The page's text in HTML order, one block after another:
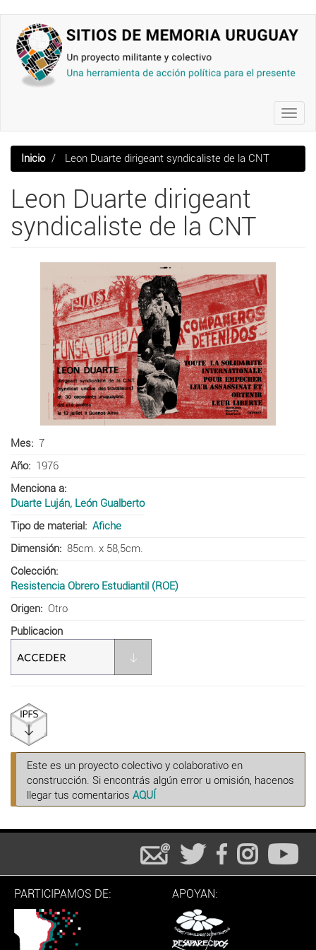
contenido
principal
Inicio Leon Duarte dirigeant syndicaliste de la CNT
Leon Duarte dirigeant
syndicaliste de la CNT
Mes
7
Año
1976
Menciona a
Duarte Luján, León Gualberto
Tipo de material
Afiche
Dimensión
85cm. x 58,5cm.
Colección
Resistencia Obrero Estudiantil (ROE)
Origen
Otro
Publicacion
Este es un proyecto colectivo y colaborativo en
construcción. Si encontrás algún error u omisión, hacenos
llegar tus comentarios AQUÍ
PARTICIPAMOS DE: APOYAN: